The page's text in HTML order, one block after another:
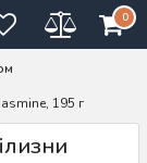
0
195 г